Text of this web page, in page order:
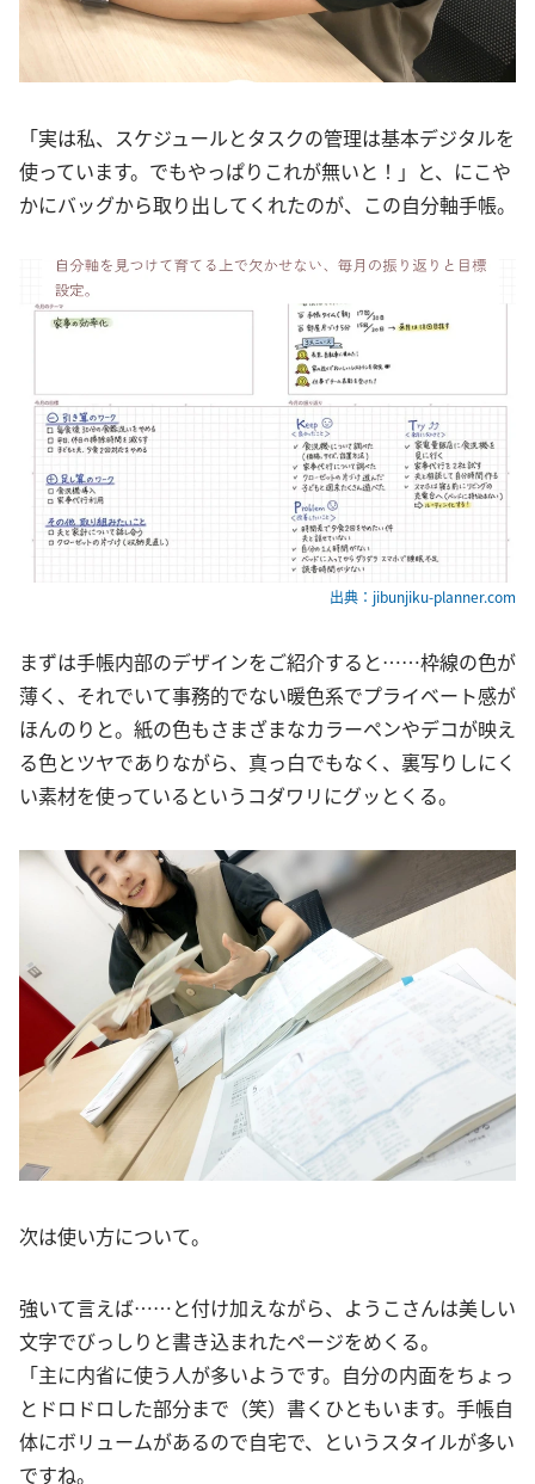
「実は私、スケジュールとタスクの管理は基本デジタルを
使っています。でもやっぱりこれが無いと！」と、にこや
かにバッグから取り出してくれたのが、この自分軸手帳。
出典：jibunjiku-planner.com
まずは手帳内部のデザインをご紹介すると……枠線の色が
薄く、それでいて事務的でない暖色系でプライベート感が
ほんのりと。紙の色もさまざまなカラーペンやデコが映え
る色とツヤでありながら、真っ白でもなく、裏写りしにく
い素材を使っているというコダワリにグッとくる。
次は使い方について。
強いて言えば……と付け加えながら、ようこさんは美しい
文字でびっしりと書き込まれたページをめくる。
「主に内省に使う人が多いようです。自分の内面をちょっ
とドロドロした部分まで（笑）書くひともいます。手帳自
体にボリュームがあるので自宅で、というスタイルが多い
ですね。